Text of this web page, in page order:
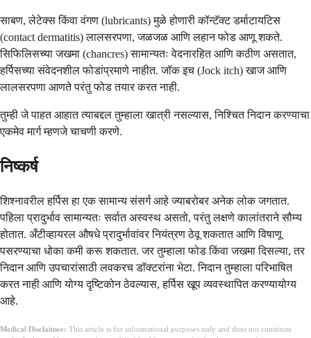
साबण, लेटेक्स किंवा वंगण (lubricants) मुळे होणारी कॉन्टॅक्ट डर्माटायटिस
(contact dermatitis) लालसरपणा, जळजळ आणि लहान फोड आणू शकते.
सिफिलिसच्या जखमा (chancres) सामान्यतः वेदनारहित आणि कठीण असतात,
हर्पिसच्या संवेदनशील फोडांप्रमाणे नाहीत. जॉक इच (Jock itch) खाज आणि
लालसरपणा आणते परंतु फोड तयार करत नाही.
तुम्ही जे पाहत आहात त्याबद्दल तुम्हाला खात्री नसल्यास, निश्चित निदान करण्याचा
एकमेव मार्ग म्हणजे चाचणी करणे.
निष्कर्ष
शिश्नावरील हर्पिस हा एक सामान्य संसर्ग आहे ज्याबरोबर अनेक लोक जगतात.
पहिला प्रादुर्भाव सामान्यतः सर्वात अस्वस्थ असतो, परंतु लक्षणे कालांतराने सौम्य
होतात. अँटीव्हायरल औषधे प्रादुर्भावांवर नियंत्रण ठेवू शकतात आणि विषाणू
पसरण्याचा धोका कमी करू शकतात. जर तुम्हाला फोड किंवा जखमा दिसल्या, तर
निदान आणि उपचारांसाठी लवकरच डॉक्टरांना भेटा. निदान तुम्हाला परिभाषित
करत नाही आणि योग्य दृष्टिकोन ठेवल्यास, हर्पिस खूप व्यवस्थापित करण्यायोग्य
आहे.
Medical Disclaimer: This article is for informational purposes only and does not constitute